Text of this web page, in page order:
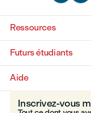
Ressources
Futurs étudiants
Aide
Inscrivez-vous